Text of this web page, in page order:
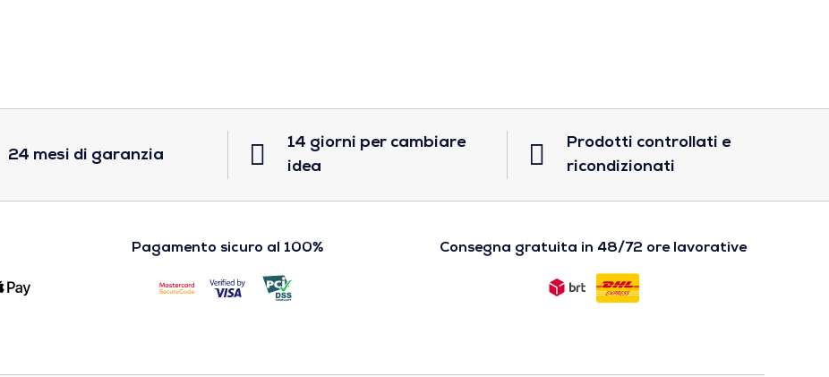
24 mesi di garanzia
14 giorni per cambiare
idea
Prodotti controllati e
ricondizionati
Pagamento sicuro al 100% Consegna gratuita in 48/72 ore lavorative